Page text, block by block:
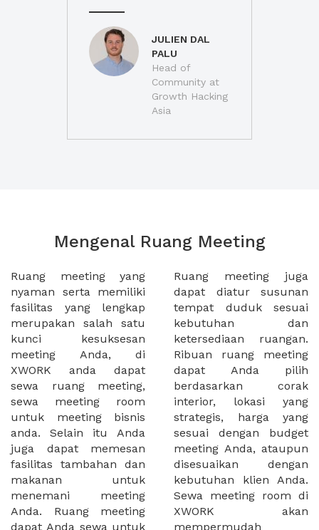
JULIEN DAL
PALU
Head of
Community at
Growth Hacking
Asia
Mengenal Ruang Meeting
Ruang meeting yang
nyaman serta memiliki
fasilitas yang lengkap
merupakan salah satu
kunci kesuksesan
meeting Anda, di
XWORK anda dapat
sewa ruang meeting,
sewa meeting room
untuk meeting bisnis
anda. Selain itu Anda
juga dapat memesan
fasilitas tambahan dan
makanan untuk
menemani meeting
Anda. Ruang meeting
dapat Anda sewa untuk
Ruang meeting juga
dapat diatur susunan
tempat duduk sesuai
kebutuhan dan
ketersediaan ruangan.
Ribuan ruang meeting
dapat Anda pilih
berdasarkan corak
interior, lokasi yang
strategis, harga yang
sesuai dengan budget
meeting Anda, ataupun
disesuaikan dengan
kebutuhan klien Anda.
Sewa meeting room di
XWORK akan
mempermudah